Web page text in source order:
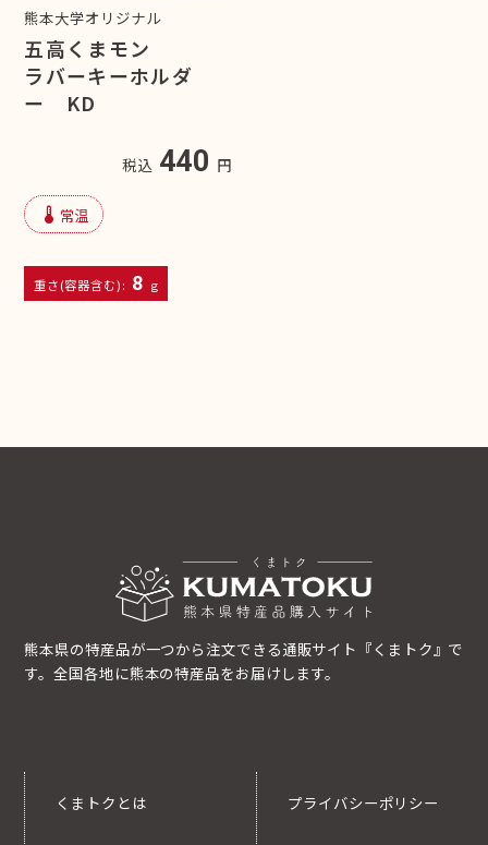
熊本大学オリジナル
五高くまモン
ラバーキーホルダ
ー KD
税込 440 円
device_thermostat 常温
重さ(容器含む): 8 g
熊本県の特産品が一つから注文できる通販サイト『くまトク』で
す。全国各地に熊本の特産品をお届けします。
くまトクとは プライバシーポリシー